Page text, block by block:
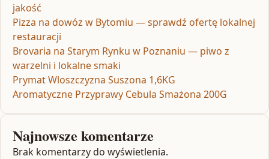
jakość
Pizza na dowóz w Bytomiu — sprawdź ofertę lokalnej
restauracji
Brovaria na Starym Rynku w Poznaniu — piwo z
warzelni i lokalne smaki
Prymat Wloszczyzna Suszona 1,6KG
Aromatyczne Przyprawy Cebula Smażona 200G
Najnowsze komentarze
Brak komentarzy do wyświetlenia.